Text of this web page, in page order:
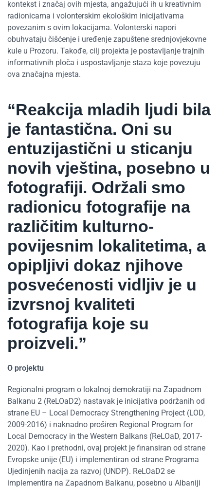
kontekst i značaj ovih mjesta, angažujući ih u kreativnim
radionicama i volonterskim ekološkim inicijativama
povezanim s ovim lokacijama. Volonterski napori
obuhvataju čišćenje i uređenje zapuštene srednjovjekovne
kule u Prozoru. Takođe, cilj projekta je postavljanje trajnih
informativnih ploča i uspostavljanje staza koje povezuju
ova značajna mjesta.
“Reakcija mladih ljudi bila
je fantastična. Oni su
entuzijastični u sticanju
novih vještina, posebno u
fotografiji. Održali smo
radionicu fotografije na
različitim kulturno-
povijesnim lokalitetima, a
opipljivi dokaz njihove
posvećenosti vidljiv je u
izvrsnoj kvaliteti
fotografija koje su
proizveli.”
O projektu
Regionalni program o lokalnoj demokratiji na Zapadnom
Balkanu 2 (ReLOaD2) nastavak je inicijativa podržanih od
strane EU – Local Democracy Strengthening Project (LOD,
2009-2016) i naknadno proširen Regional Program for
Local Democracy in the Western Balkans (ReLOaD, 2017-
2020). Kao i prethodni, ovaj projekt je finansiran od strane
Evropske unije (EU) i implementiran od strane Programa
Ujedinjenih nacija za razvoj (UNDP). ReLOaD2 se
implementira na Zapadnom Balkanu, posebno u Albaniji